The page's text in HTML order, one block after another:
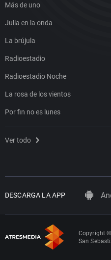
Más de uno
Julia en la onda
La brújula
Radioestadio
Radioestadio Noche
La rosa de los vientos
Por fin no es lunes
Ver todo
DESCARGA LA APP
Copyright ©
San